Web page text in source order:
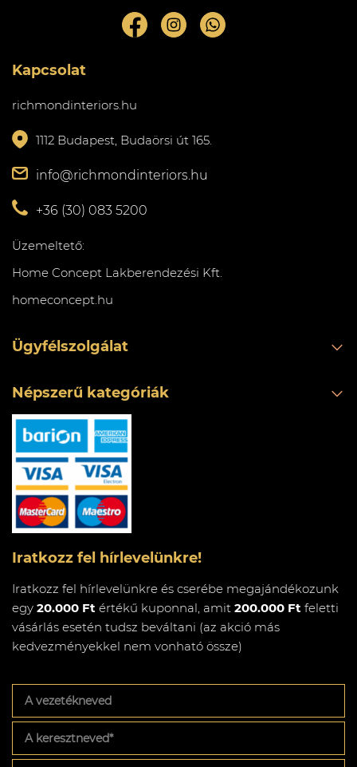
Kapcsolat
richmondinteriors.hu
1112 Budapest, Budaörsi út 165.
info@richmondinteriors.hu
+36 (30) 083 5200
Üzemeltető:
Home Concept Lakberendezési Kft.
homeconcept.hu
Ügyfélszolgálat
Népszerű kategóriák
Iratkozz fel hírlevelünkre!
Iratkozz fel hírlevelünkre és cserébe megajándékozunk
egy 20.000 Ft értékű kuponnal, amit 200.000 Ft feletti
vásárlás esetén tudsz beváltani (az akció más
kedvezményekkel nem vonható össze)
vezetékneved
keresztneved*